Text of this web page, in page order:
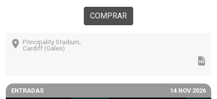
COMPRAR
Principality Stadium,
Cardiff (Gales)
ENTRADAS 14 NOV 2026